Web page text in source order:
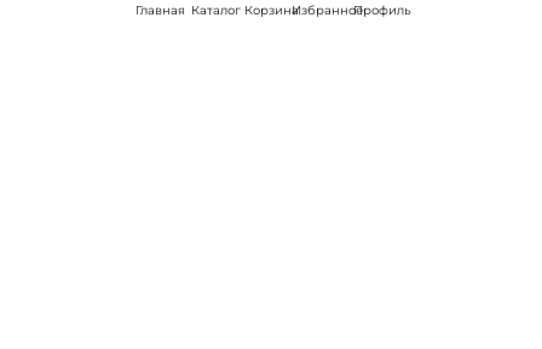
Главная Каталог КорзинаИзбранноеПрофиль